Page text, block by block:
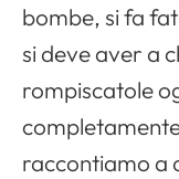
bombe, si fa
si deve aver a
rompiscatole
raccontiamo a